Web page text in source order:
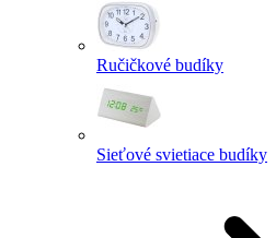
Ručičkové budíky
Sieťové svietiace budíky